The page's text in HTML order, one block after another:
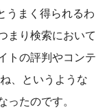
うまく得られるわ
まり検索において
トの評判やコンテ
、というような
たのです。